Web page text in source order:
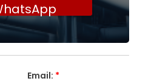
Email: *